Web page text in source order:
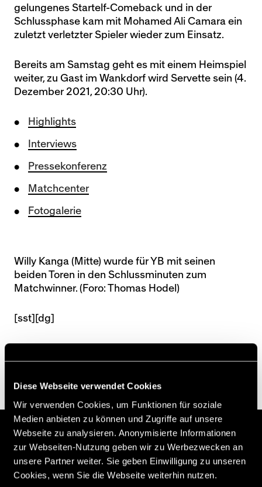
Diese Webseite verwendet Cookies
Wir verwenden Cookies, um Funktionen für soziale
Medien anbieten zu können und Zugriffe auf unsere
Webseite zu analysieren. Anonymisierte Informationen
zur Webseiten-Nutzung geben wir zu Werbezwecken an
unsere Partner weiter. Sie geben Einwilligung zu unseren
Cookies, wenn Sie die Webseite weiterhin nutzen.
gelungenes Startelf-Comeback und in der
Schlussphase kam mit Mohamed Ali Camara ein
zuletzt verletzter Spieler wieder zum Einsatz.
Bereits am Samstag geht es mit einem Heimspiel
weiter, zu Gast im Wankdorf wird Servette sein (4.
Dezember 2021, 20:30 Uhr).
Highlights
Interviews
Pressekonferenz
Matchcenter
Fotogalerie
Willy Kanga (Mitte) wurde für YB mit seinen
beiden Toren in den Schlussminuten zum
Matchwinner. (Foro: Thomas Hodel)
[sst][dg]
D. Wagner
Faivre